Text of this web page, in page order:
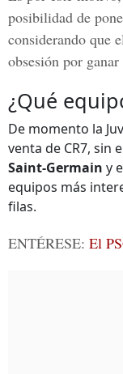
posibilidad de
considerando que
obsesión por
¿Qué
De momento la
venta de CR7, sin
Saint-Germain y
equipos más
filas.
ENTÉRESE: El